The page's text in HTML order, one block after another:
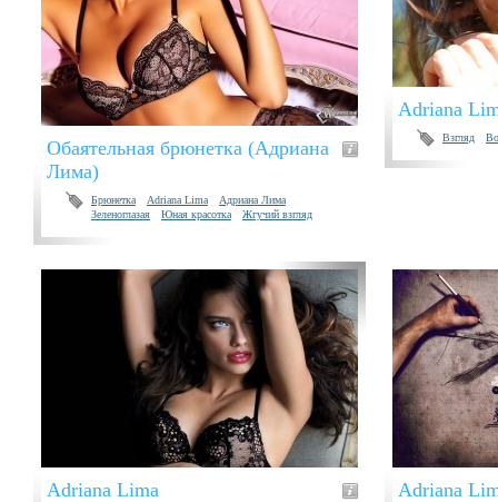
Обаятельная брюнетка (Адриана
Лима)
Брюнетка Adriana Lima
Адриана Лима
Зеленоглазая
Юная красотка Жгучий взгляд
Adriana
Взгляд
Adriana Lima Adriana